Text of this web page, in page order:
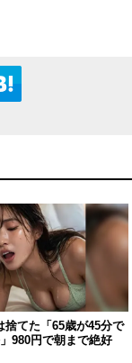
捨てた「65歳が45分で
980円で朝まで絶好